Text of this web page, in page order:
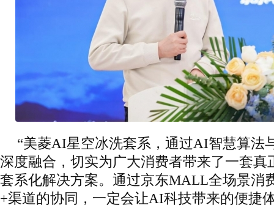
“美菱AI星空冰洗套系，通过AI智慧算法
深度融合，切实为广大消费者带来了一套真
套系化解决方案。通过京东MALL全场景消
+渠道的协同，一定会让AI科技带来的便捷